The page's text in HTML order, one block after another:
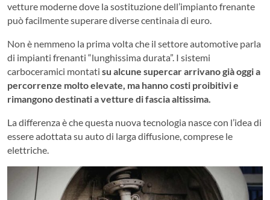
vetture moderne dove la sostituzione dell’impianto frenante
può facilmente superare diverse centinaia di euro.
Non è nemmeno la prima volta che il settore automotive parla
di impianti frenanti “lunghissima durata”. I sistemi
carboceramici montati su alcune supercar arrivano già oggi a
percorrenze molto elevate, ma hanno costi proibitivi e
rimangono destinati a vetture di fascia altissima.
La differenza è che questa nuova tecnologia nasce con l’idea di
essere adottata su auto di larga diffusione, comprese le
elettriche.